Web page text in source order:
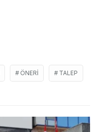
ÖNERI TALEP